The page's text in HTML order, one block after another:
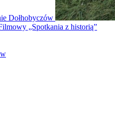
Dołhobyczów
„Spotkania z historią”